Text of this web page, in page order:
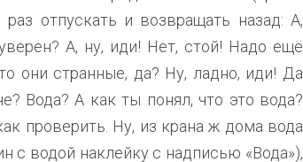
отпускать и возвращать назад: А,
А, ну, иди! Нет, стой! Надо ещё
они странные, да? Ну, ладно, иди! Да
Вода? А как ты понял, что это вода?
проверить. Ну, из крана ж дома вода
с водой наклейку с надписью «Вода»),